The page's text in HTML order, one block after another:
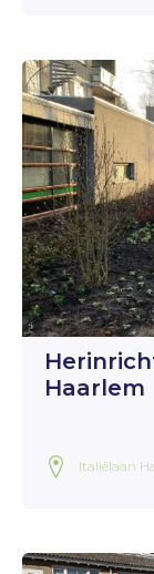
Haarlem
Italiëlaan